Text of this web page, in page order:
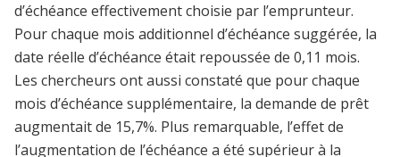
d’échéance effectivement choisie par l’emprunteur.
Pour chaque mois additionnel d’échéance suggérée, la
date réelle d’échéance était repoussée de 0,11 mois.
Les chercheurs ont aussi constaté que pour chaque
mois d’échéance supplémentaire, la demande de prêt
augmentait de 15,7%. Plus remarquable, l’effet de
l’augmentation de l’échéance a été supérieur à la